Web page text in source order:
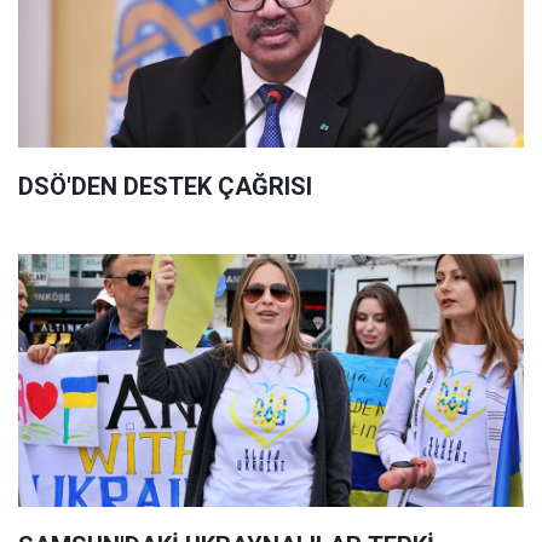
DSÖ'DEN DESTEK ÇAĞRISI